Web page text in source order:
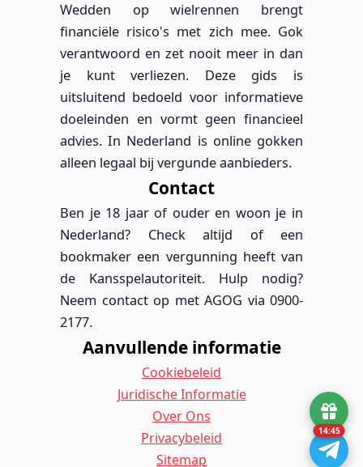
Wedden op wielrennen brengt
financiële risico's met zich mee. Gok
verantwoord en zet nooit meer in dan
je kunt verliezen. Deze gids is
uitsluitend bedoeld voor informatieve
doeleinden en vormt geen financieel
advies. In Nederland is online gokken
alleen legaal bij vergunde aanbieders.
Contact
Ben je 18 jaar of ouder en woon je in
Nederland? Check altijd of een
bookmaker een vergunning heeft van
de Kansspelautoriteit. Hulp nodig?
Neem contact op met AGOG via 0900-
2177.
Aanvullende informatie
Cookiebeleid
Juridische Informatie
Over Ons
Privacybeleid
Sitemap
14:45